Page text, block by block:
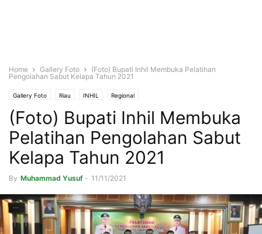
Home Gallery Foto
(Foto) Bupati Inhil Membuka Pelatihan
Pengolahan Sabut Kelapa Tahun 2021
Gallery Foto Riau INHIL Regional
(Foto) Bupati Inhil Membuka
Pelatihan Pengolahan Sabut
Kelapa Tahun 2021
By Muhammad Yusuf - 11/11/2021